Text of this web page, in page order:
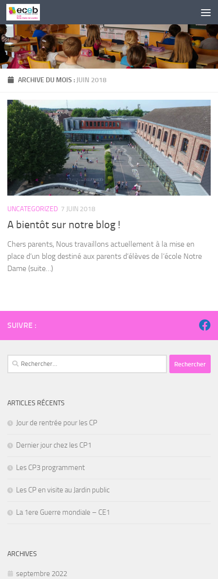
Skip to content
ARCHIVE DU MOIS : JUIN 2018
UNCATEGORIZED 7 JUIN 2018
A bientôt sur notre blog !
Chers parents, Nous travaillons actuellement à la mise en
place d’un blog destiné aux parents d’élèves de l’école Notre
Dame (suite…)
SUIVRE :
Rechercher :
ARTICLES RÉCENTS
Jour de rentrée pour les CP
Dernier jour chez les CP1
Les CP3 programment
Les CP en visite au Jardin public
La 1ere Guerre mondiale – CE1
ARCHIVES
septembre 2022